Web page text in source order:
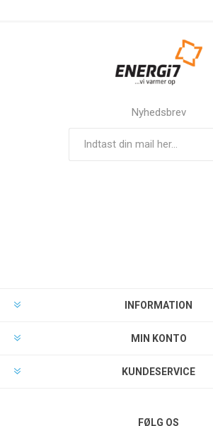
Nyhedsbrev
INFORMATION
MIN KONTO
KUNDESERVICE
FØLG OS